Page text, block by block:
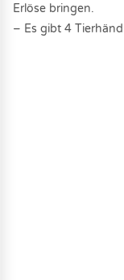
Erlöse bringen.
– Es gibt 4